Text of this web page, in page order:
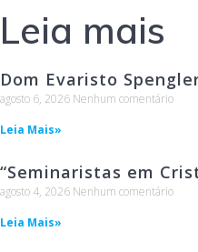
Leia mais
Dom Evaristo
agosto 6, 2026 Nenhum comentário
Leia Mais»
“Seminaristas em
agosto 4, 2026 Nenhum comentário
Leia Mais»